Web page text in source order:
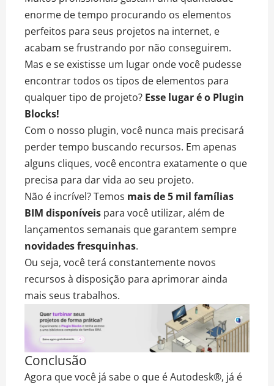
enorme de tempo procurando os elementos
perfeitos para seus projetos na internet, e
acabam se frustrando por não conseguirem.
Mas e se existisse um lugar onde você pudesse
encontrar todos os tipos de elementos para
qualquer tipo de projeto? Esse lugar é o Plugin
Blocks!
Com o nosso plugin, você nunca mais precisará
perder tempo buscando recursos. Em apenas
alguns cliques, você encontra exatamente o que
precisa para dar vida ao seu projeto.
Não é incrível? Temos mais de 5 mil famílias
BIM disponíveis para você utilizar, além de
lançamentos semanais que garantem sempre
novidades fresquinhas.
Ou seja, você terá constantemente novos
recursos à disposição para aprimorar ainda
mais seus trabalhos.
Conclusão
Agora que você já sabe o que é Autodesk®, já é